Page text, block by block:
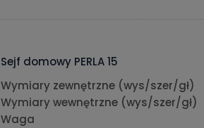
Sejf domowy PERLA 15
Wymiary zewnętrzne (wys/szer/gł)
Wymiary wewnętrzne (wys/szer/gł)
Waga